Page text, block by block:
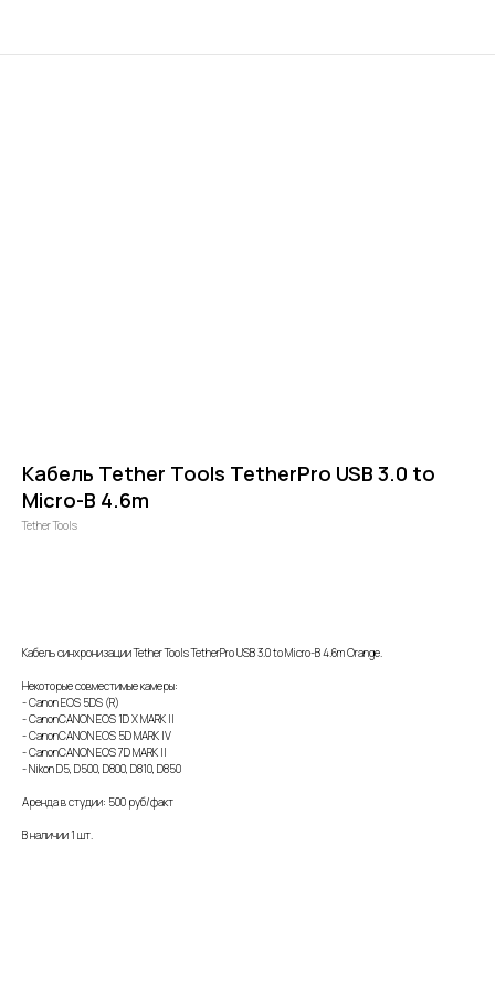
Кабель Tether Tools TetherPro USB 3.0 to
Micro-B 4.6m
Tether Tools
Кабель синхронизации Tether Tools TetherPro USB 3.0 to Micro-B 4.6m Orange.
Некоторые совместимые камеры:
- Canon EOS 5DS (R)
- CanonCANON EOS 1D X MARK II
- CanonCANON EOS 5D MARK IV
- CanonCANON EOS 7D MARK II
- Nikon D5, D500, D800, D810, D850
Аренда в студии: 500 руб/факт
В наличии 1 шт.